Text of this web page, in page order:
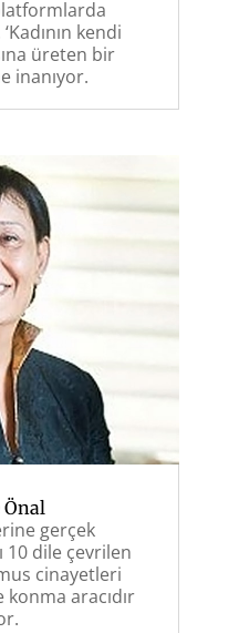
kendi
üreten bir
inanıyor.
Önal
gerçek
10 dile çevrilen
cinayetleri
aracıdır